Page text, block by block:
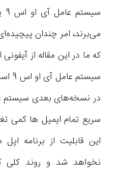
می‌برند، امر چندان
که ما در این مقاله از
در نسخه‌های بعدی سیستم
سریع تمام ایمیل ها کمی
نخواهد شد و روند کلی